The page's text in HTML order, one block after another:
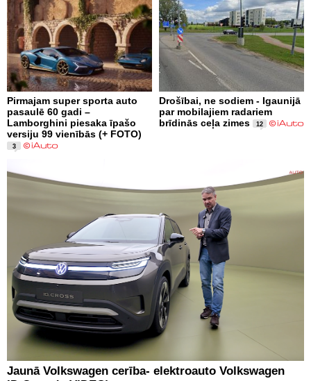
Pirmajam super sporta auto
pasaulē 60 gadi –
Lamborghini piesaka īpašo
versiju 99 vienībās (+ FOTO)
3
Drošībai, ne sodiem - Igaunijā
par mobilajiem radariem
brīdinās ceļa zimes
12
Jaunā Volkswagen cerība- elektroauto Volkswagen